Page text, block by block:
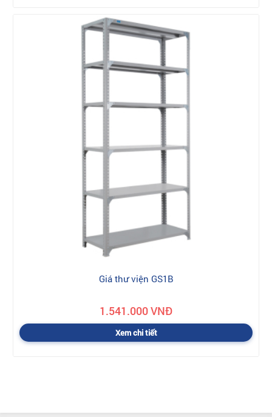
Giá thư viện GS1B
1.541.000 VNĐ
Xem chi tiết